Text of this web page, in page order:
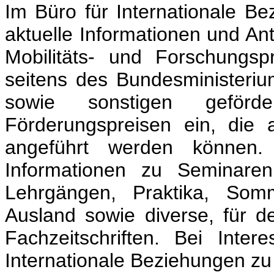
Im Büro für Internationale
aktuelle Informationen und
Mobilitäts- und
seitens des
sowie sonstigen
Förderungspreisen ein, die
angeführt werden
Informationen zu
Lehrgängen, Praktika,
Ausland sowie diverse, für
Fachzeitschriften. Bei
Internationale Beziehungen